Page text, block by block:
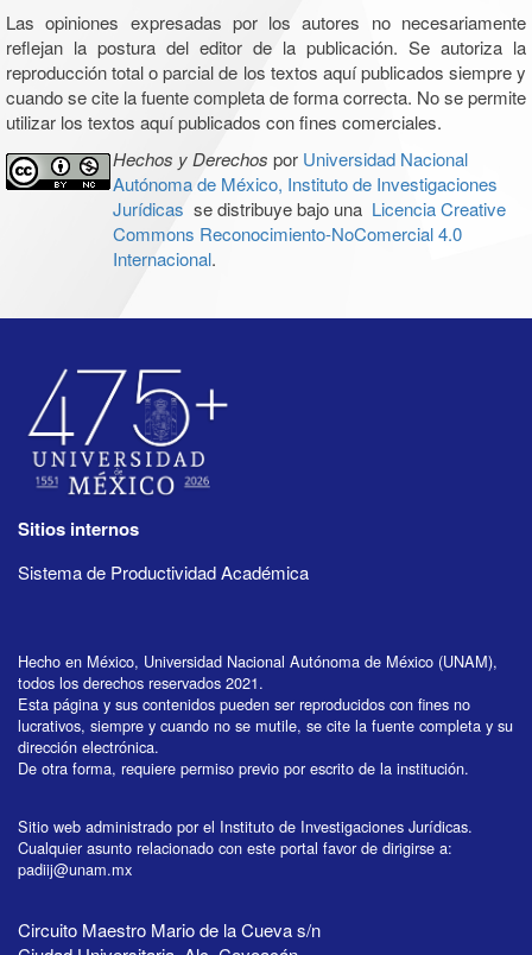
Las opiniones expresadas por los autores no necesariamente
reflejan la postura del editor de la publicación. Se autoriza la
reproducción total o parcial de los textos aquí publicados siempre y
cuando se cite la fuente completa de forma correcta. No se permite
utilizar los textos aquí publicados con fines comerciales.
Hechos y Derechos por Universidad Nacional
Autónoma de México, Instituto de Investigaciones
Jurídicas se distribuye bajo una Licencia Creative
Commons Reconocimiento-NoComercial 4.0
Internacional.
Sitios internos
Sistema de Productividad Académica
Hecho en México, Universidad Nacional Autónoma de México (UNAM),
todos los derechos reservados 2021.
Esta página y sus contenidos pueden ser reproducidos con fines no
lucrativos, siempre y cuando no se mutile, se cite la fuente completa y su
dirección electrónica.
De otra forma, requiere permiso previo por escrito de la institución.
Sitio web administrado por el Instituto de Investigaciones Jurídicas.
Cualquier asunto relacionado con este portal favor de dirigirse a:
padiij@unam.mx
Circuito Maestro Mario de la Cueva s/n